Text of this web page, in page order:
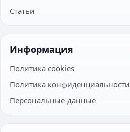
Статьи
Информация
Политика cookies
Политика конфиденциальности
Персональные данные